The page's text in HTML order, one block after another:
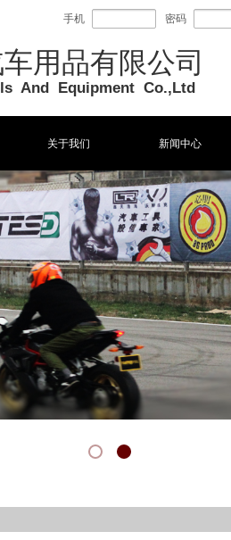
用品有限公司
And Equipment Co.,Ltd
手机 密码
关于我们 新闻中心